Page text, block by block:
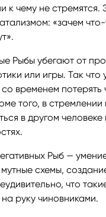
к чему не стремятся.
«зачем
Рыбы убегают от
или игры. Так что
временем потерять
того, в
в другом человеке
Рыб —
схемы,
что
руку чиновниками.